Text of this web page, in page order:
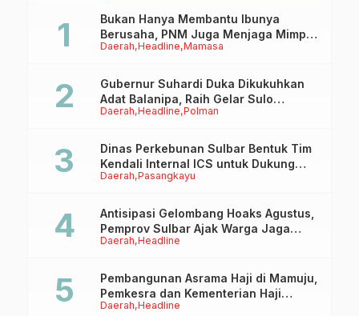
Daerah Headline Mamasa
Bukan Hanya Membantu Ibunya
Berusaha, PNM Juga Menjaga Mimpi
Anaknya Untuk Menggapai Cita-Cita
Daerah Headline Polman
Gubernur Suhardi Duka Dikukuhkan
Adat Balanipa, Raih Gelar Sulo
Tappidena
Daerah Pasangkayu
Dinas Perkebunan Sulbar Bentuk Tim
Kendali Internal ICS untuk Dukung
Sertifikasi ISPO Pekebun di
Daerah Headline
Antisipasi Gelombang Hoaks Agustus,
Pemprov Sulbar Ajak Warga Jaga
Ruang Digital
Daerah Headline
Pembangunan Asrama Haji di Mamuju,
Pemkesra dan Kementerian Haji
Sulbar Tinjau Lokasi